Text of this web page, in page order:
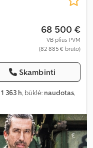
68 500 €
VB plius PVM
(82 885 € bruto)
Skambinti
1 363 h, būklė: naudotas,